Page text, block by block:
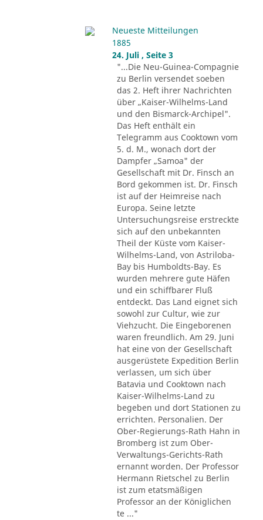
Neueste Mitteilungen
1885
24. Juli , Seite 3
"...Die Neu-Guinea-Compagnie
zu Berlin versendet soeben
das 2. Heft ihrer Nachrichten
über „Kaiser-Wilhelms-Land
und den Bismarck-Archipel".
Das Heft enthält ein
Telegramm aus Cooktown vom
5. d. M., wonach dort der
Dampfer „Samoa" der
Gesellschaft mit Dr. Finsch an
Bord gekommen ist. Dr. Finsch
ist auf der Heimreise nach
Europa. Seine letzte
Untersuchungsreise erstreckte
sich auf den unbekannten
Theil der Küste vom Kaiser-
Wilhelms-Land, von Astriloba-
Bay bis Humboldts-Bay. Es
wurden mehrere gute Häfen
und ein schiffbarer Fluß
entdeckt. Das Land eignet sich
sowohl zur Cultur, wie zur
Viehzucht. Die Eingeborenen
waren freundlich. Am 29. Juni
hat eine von der Gesellschaft
ausgerüstete Expedition Berlin
verlassen, um sich über
Batavia und Cooktown nach
Kaiser-Wilhelms-Land zu
begeben und dort Stationen zu
errichten. Personalien. Der
Ober-Regierungs-Rath Hahn in
Bromberg ist zum Ober-
Verwaltungs-Gerichts-Rath
ernannt worden. Der Professor
Hermann Rietschel zu Berlin
ist zum etatsmäßigen
Professor an der Königlichen
te ..."